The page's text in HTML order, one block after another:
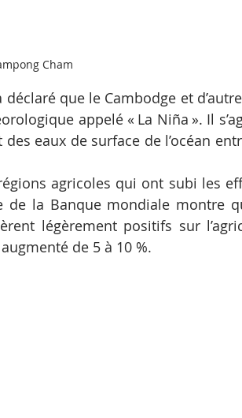
Cham
que le Cambodge et
appelé « La Niña ». Il
eaux de surface de l’océan
agricoles qui ont subi les
de la Banque mondiale montre
légèrement positifs sur
de 5 à 10 %.